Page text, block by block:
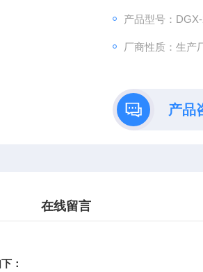
养箱，干燥箱 ，冷
产品型号：
厂商性质：生产
产品
在线留言
：